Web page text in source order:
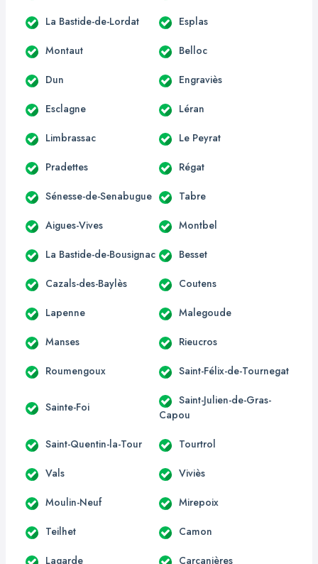
La Bastide-de-Lordat Esplas
Montaut Belloc
Dun Engraviès
Esclagne Léran
Limbrassac Le Peyrat
Pradettes Régat
Sénesse-de-Senabugue Tabre
Aigues-Vives Montbel
La Bastide-de-Bousignac Besset
Cazals-des-Baylès Coutens
Lapenne Malegoude
Manses Rieucros
Roumengoux Saint-Félix-de-Tournegat
Sainte-Foi
Saint-Julien-de-Gras-
Capou
Saint-Quentin-la-Tour Tourtrol
Vals Viviès
Moulin-Neuf Mirepoix
Teilhet Camon
Lagarde Carcanières